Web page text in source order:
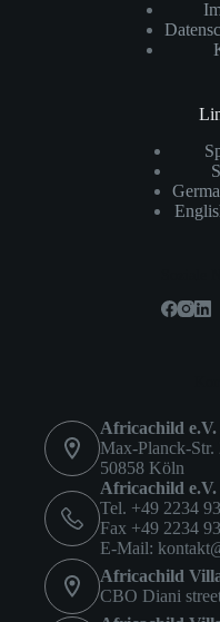
Africachild e.V.
Max-Planck-Str.
50858 Köln
Africachild
Tel. +49 2234
Fax +49 2234
E-Mail:
Africachild
CBO Diani